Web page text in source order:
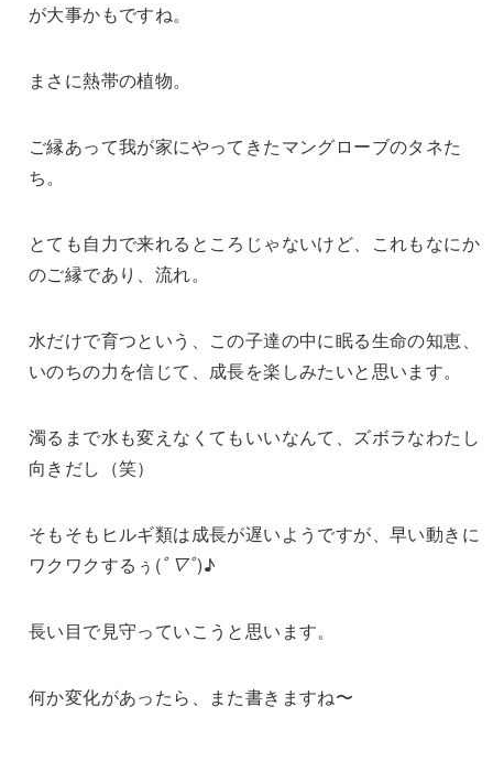
が大事かもですね。
まさに熱帯の植物。
ご縁あって我が家にやってきたマングローブのタネた
ち。
とても自力で来れるところじゃないけど、これもなにか
のご縁であり、流れ。
水だけで育つという、この子達の中に眠る生命の知恵、
いのちの力を信じて、成長を楽しみたいと思います。
濁るまで水も変えなくてもいいなんて、ズボラなわたし
向きだし（笑）
そもそもヒルギ類は成長が遅いようですが、早い動きに
ワクワクするぅ(ﾟ▽ﾟ)♪
長い目で見守っていこうと思います。
何か変化があったら、また書きますね〜